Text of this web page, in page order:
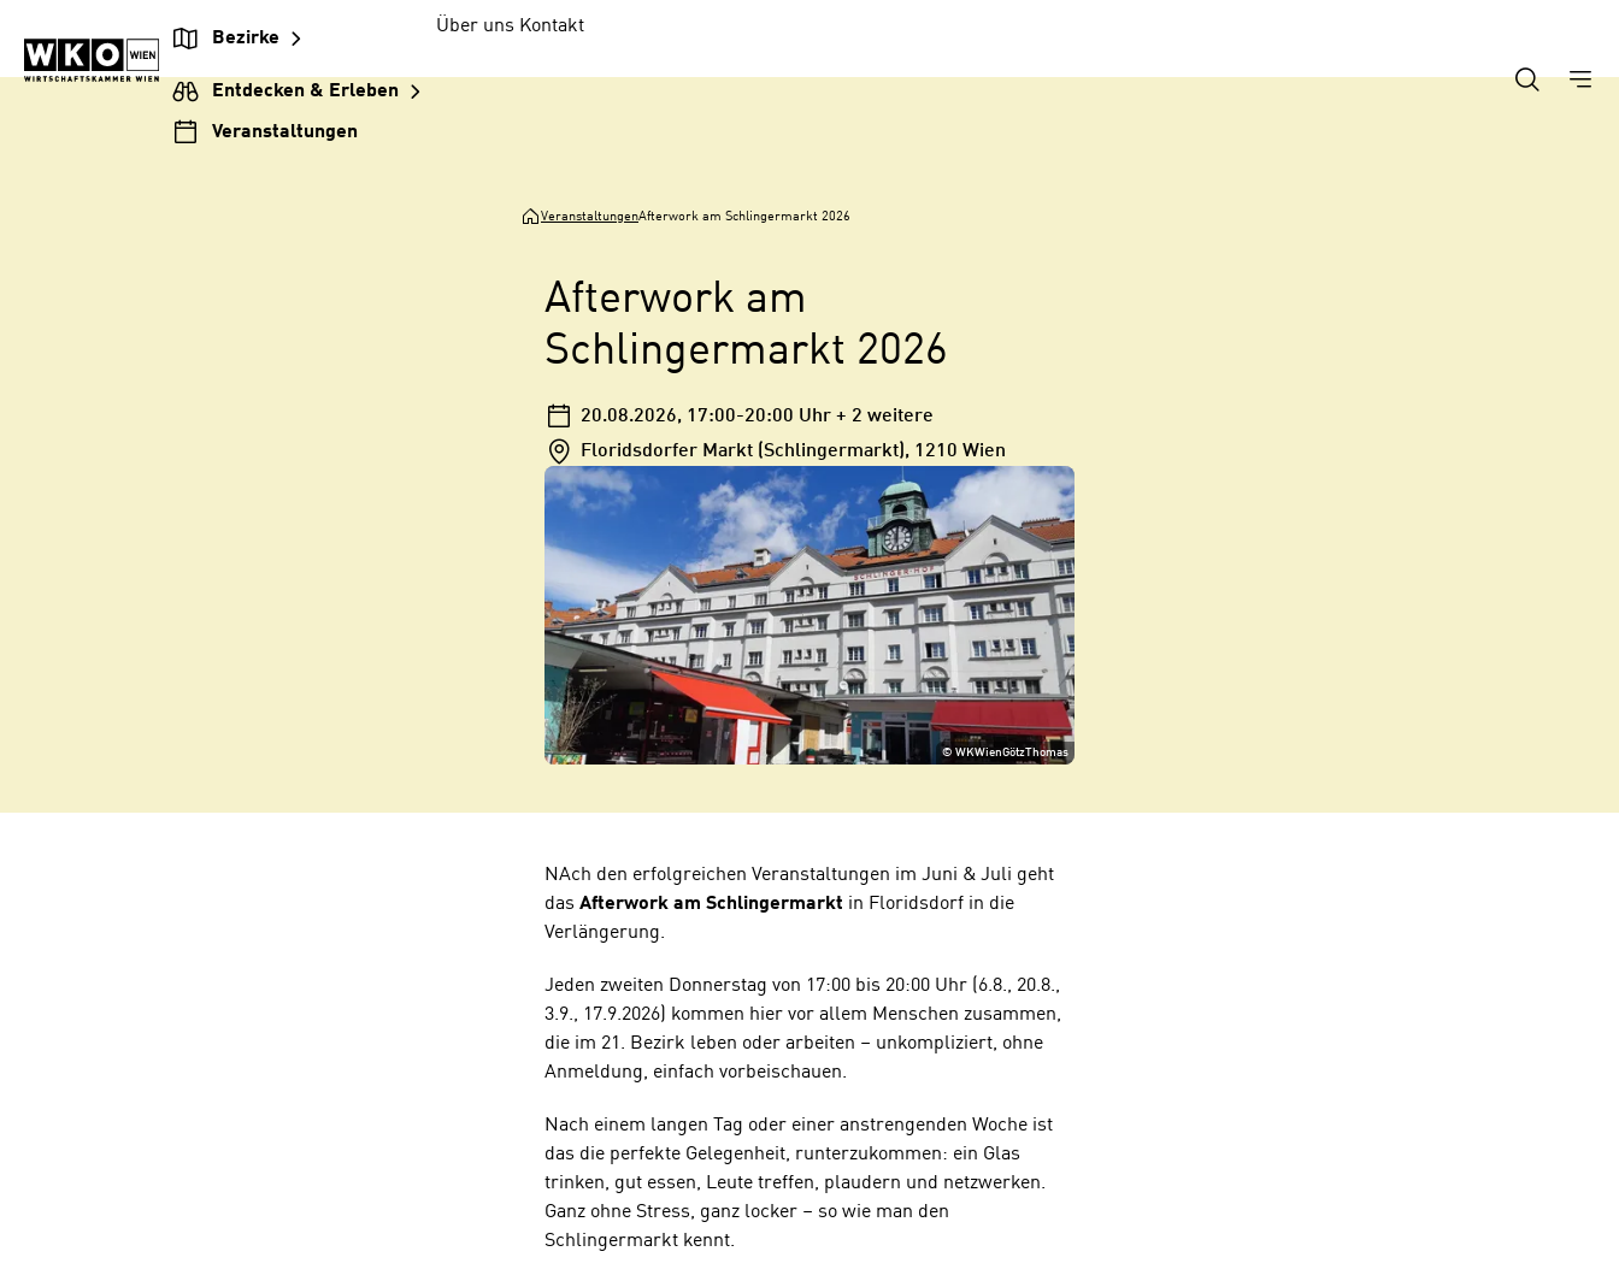
Inhalt
springen
Hauptnavigation
springen
Footer
springen
Bezirke
Entdecken & Erleben
Veranstaltungen
Über uns Kontakt
VeranstaltungenAfterwork am Schlingermarkt 2026
Afterwork am
Schlingermarkt 2026
20.08.2026, 17:00-20:00 Uhr + 2 weitere
Floridsdorfer Markt (Schlingermarkt), 1210 Wien
©WKWienGötzThomas
NAch den erfolgreichen Veranstaltungen im Juni & Juli geht
das Afterwork am Schlingermarkt in Floridsdorf in die
Verlängerung.
Jeden zweiten Donnerstag von 17:00 bis 20:00 Uhr (6.8., 20.8.,
3.9., 17.9.2026) kommen hier vor allem Menschen zusammen,
die im 21. Bezirk leben oder arbeiten – unkompliziert, ohne
Anmeldung, einfach vorbeischauen.
Nach einem langen Tag oder einer anstrengenden Woche ist
das die perfekte Gelegenheit, runterzukommen: ein Glas
trinken, gut essen, Leute treffen, plaudern und netzwerken.
Ganz ohne Stress, ganz locker – so wie man den
Schlingermarkt kennt.